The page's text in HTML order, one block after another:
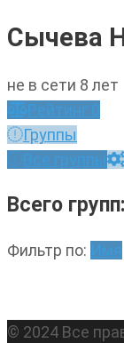
Сычева
не в сети 8 лет
Рейтинг 0
Группы
Все группы
Всего
Фильтр по: Имя
© 2024 Все